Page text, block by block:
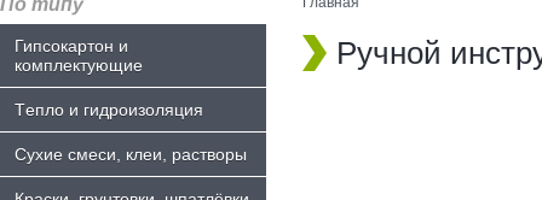
По типу
Гипсокартон и
комплектующие
Tепло и гидроизоляция
Сухие смеси, клеи, растворы
Ручной